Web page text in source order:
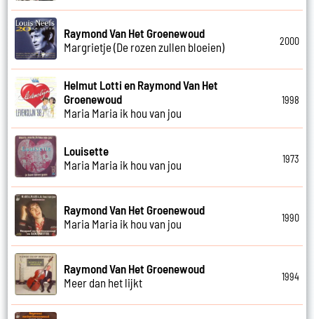
Raymond Van Het Groenewoud
Margrietje (De rozen zullen bloeien)
2000
Helmut Lotti en Raymond Van Het
Groenewoud
Maria Maria ik hou van jou
1998
Louisette
Maria Maria ik hou van jou
1973
Raymond Van Het Groenewoud
Maria Maria ik hou van jou
1990
Raymond Van Het Groenewoud
Meer dan het lijkt
1994